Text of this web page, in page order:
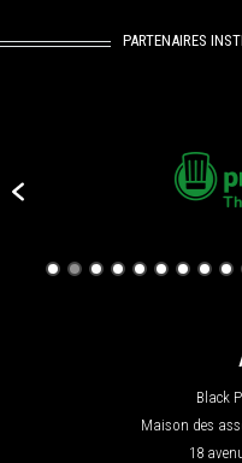
PARTENAIRES
Black
Maison des
18